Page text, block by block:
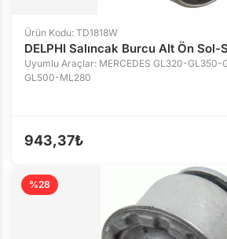
Ürün Kodu: TD1818W
DELPHI Salıncak Burcu Alt Ön Sol-
Uyumlu Araçlar: MERCEDES GL320-
GL500-ML280
943,37₺
%28